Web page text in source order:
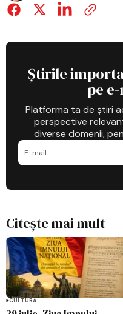
Știrile
pe
Platforma ta de știri
perspective
diverse domenii,
Citește mai mult
CULTURĂ